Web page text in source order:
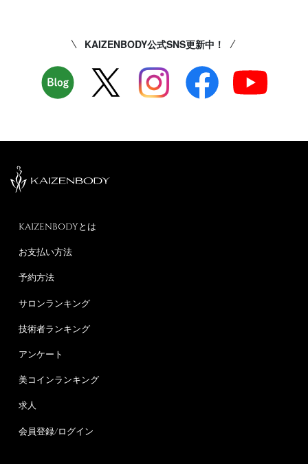
KAIZENBODY公式SNS更新中！
KAIZENBODYとは
お支払い方法
予約方法
サロンランキング
技術者ランキング
アンケート
美コインランキング
求人
会員登録/ログイン